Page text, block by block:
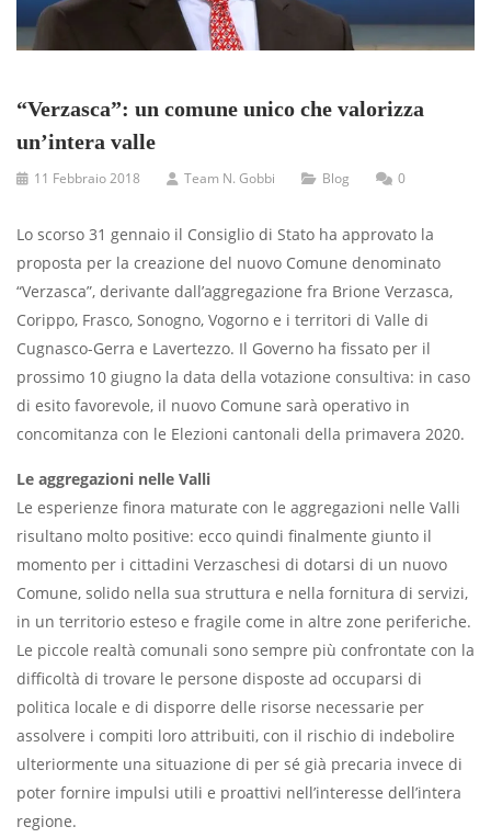
“Verzasca”: un comune unico che valorizza
un’intera valle
11 Febbraio 2018 Team N. Gobbi Blog 0
Lo scorso 31 gennaio il Consiglio di Stato ha approvato la
proposta per la creazione del nuovo Comune denominato
“Verzasca”, derivante dall’aggregazione fra Brione Verzasca,
Corippo, Frasco, Sonogno, Vogorno e i territori di Valle di
Cugnasco-Gerra e Lavertezzo. Il Governo ha fissato per il
prossimo 10 giugno la data della votazione consultiva: in caso
di esito favorevole, il nuovo Comune sarà operativo in
concomitanza con le Elezioni cantonali della primavera 2020.
Le aggregazioni nelle Valli
Le esperienze finora maturate con le aggregazioni nelle Valli
risultano molto positive: ecco quindi finalmente giunto il
momento per i cittadini Verzaschesi di dotarsi di un nuovo
Comune, solido nella sua struttura e nella fornitura di servizi,
in un territorio esteso e fragile come in altre zone periferiche.
Le piccole realtà comunali sono sempre più confrontate con la
difficoltà di trovare le persone disposte ad occuparsi di
politica locale e di disporre delle risorse necessarie per
assolvere i compiti loro attribuiti, con il rischio di indebolire
ulteriormente una situazione di per sé già precaria invece di
poter fornire impulsi utili e proattivi nell’interesse dell’intera
regione.